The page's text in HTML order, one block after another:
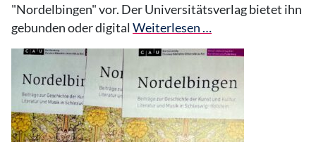
"Nordelbingen" vor. Der Universitätsverlag bietet ihn
gebunden oder digital Weiterlesen …